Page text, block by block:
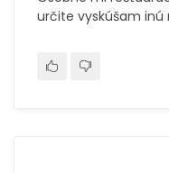
určite vyskúšam inú